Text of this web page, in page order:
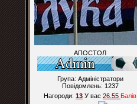
АПОСТОЛ
Група: Адміністратори
Повідомлень: 1237
Нагороди: 13 У вас 26.55 Балiв